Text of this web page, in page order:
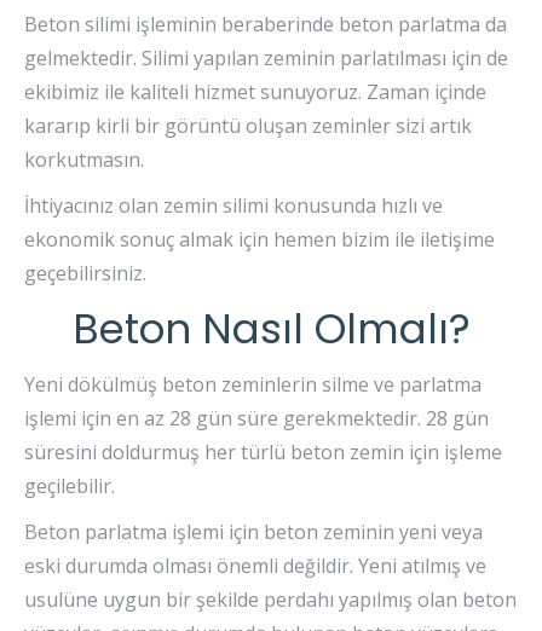
Beton silimi işleminin beraberinde beton parlatma da
gelmektedir. Silimi yapılan zeminin parlatılması için de
ekibimiz ile kaliteli hizmet sunuyoruz. Zaman içinde
kararıp kirli bir görüntü oluşan zeminler sizi artık
korkutmasın.
İhtiyacınız olan zemin silimi konusunda hızlı ve
ekonomik sonuç almak için hemen bizim ile iletişime
geçebilirsiniz.
Beton Nasıl Olmalı?
Yeni dökülmüş beton zeminlerin silme ve parlatma
işlemi için en az 28 gün süre gerekmektedir. 28 gün
süresini doldurmuş her türlü beton zemin için işleme
geçilebilir.
Beton parlatma işlemi için beton zeminin yeni veya
eski durumda olması önemli değildir. Yeni atılmış ve
usulüne uygun bir şekilde perdahı yapılmış olan beton